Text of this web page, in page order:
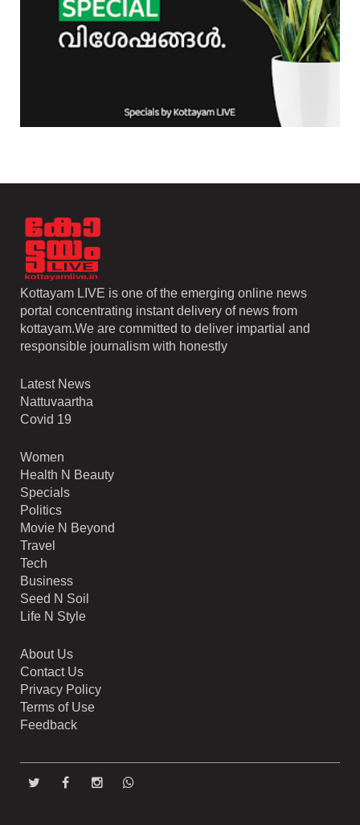
Kottayam LIVE is one of the emerging online news
portal concentrating instant delivery of news from
kottayam.We are committed to deliver impartial and
responsible journalism with honestly
Latest News
Nattuvaartha
Covid 19
Women
Health N Beauty
Specials
Politics
Movie N Beyond
Travel
Tech
Business
Seed N Soil
Life N Style
About Us
Contact Us
Privacy Policy
Terms of Use
Feedback